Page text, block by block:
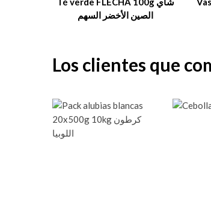
الصين الأخضر السهم
Los clientes que